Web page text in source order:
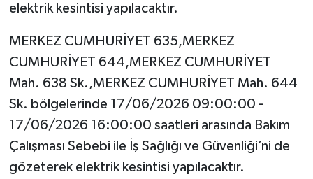
elektrik kesintisi yapılacaktır.
MERKEZ CUMHURİYET 635,MERKEZ
CUMHURİYET 644,MERKEZ CUMHURİYET
Mah. 638 Sk.,MERKEZ CUMHURİYET Mah. 644
Sk. bölgelerinde 17/06/2026 09:00:00 -
17/06/2026 16:00:00 saatleri arasında Bakım
Çalışması Sebebi ile İş Sağlığı ve Güvenliği’ni de
gözeterek elektrik kesintisi yapılacaktır.